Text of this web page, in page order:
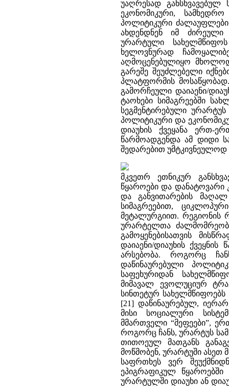
უაღრესად განსხვავებულ
ეკონომიკური,
პოლიტიკური
ახდენდნენ იმ ძირეული
ურარტული
ხელოვნურად
აღმოცენებულიყო მხოლოდ
გარეშე შეუძლებელი
პლატფორმის
გამორჩეული დაიაენი/
ტაოხები სიმაგრეებში
სეგმენტირებული
პოლიტიკური და
დიაუხის ქვეყანა ერთ-
წარმოადგენდა ამ დიდი
შედარებით უმტკივნეულოდ
მკვეთრ ეთნიკურ
წყაროები და დანატოვარი
და განვითარების
სიმაგრეებით,
მეტალურგიით. რეგიონის
ურარტელთა
გამოყენებისათვის
დაიაენი/დიაუხის ქვეყნის
არსებობა. როგორც
დაწინაურებული
საფეხურიდან
მიმავალ ევოლუციურ
სინთეტურ
[21] დაწინაურებულ,
მისი სოციალური
მმართველი “მეფეები”,
როგორც ჩანს, ურარტუს
თითოეულ მათგანს
მოწმობენ, ურარტუში
საფრთხეს ვერ
ეპიგრაფიკულ წყაროებში
ურარტულში დიაუხი ან